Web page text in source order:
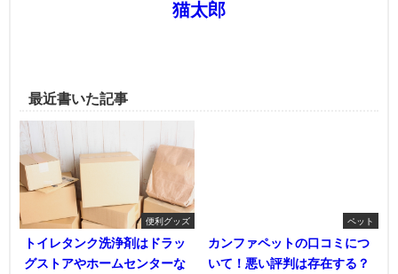
猫太郎
最近書いた記事
便利グッズ
トイレタンク洗浄剤はドラッ
グストアやホームセンターな
ペット
カンファペットの口コミにつ
いて！悪い評判は存在する？